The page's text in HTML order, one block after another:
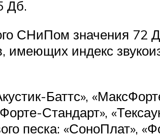
Дб.
СНиПом значения 72
имеющих индекс
Баттс»,
Стандарт»,
песка: «СоноПлат»,